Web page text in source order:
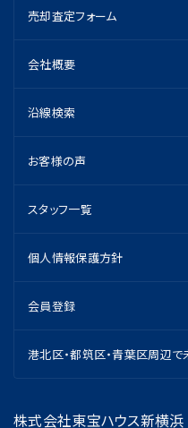
売却査定フォーム
会社概要
沿線検索
お客様の声
スタッフ一覧
個人情報保護方針
会員登録
港北区・都筑区・青葉区周辺
株式会社東宝ハウス新横浜